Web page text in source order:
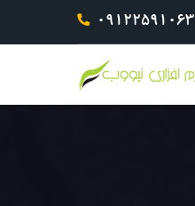
09122591063